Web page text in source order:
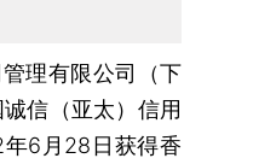
理有限公司（下
信（亚太）信用
6月28日获得香